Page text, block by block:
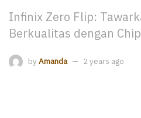
Infinix Zero Flip:
Berkualitas dengan
by Amanda 2 years ago